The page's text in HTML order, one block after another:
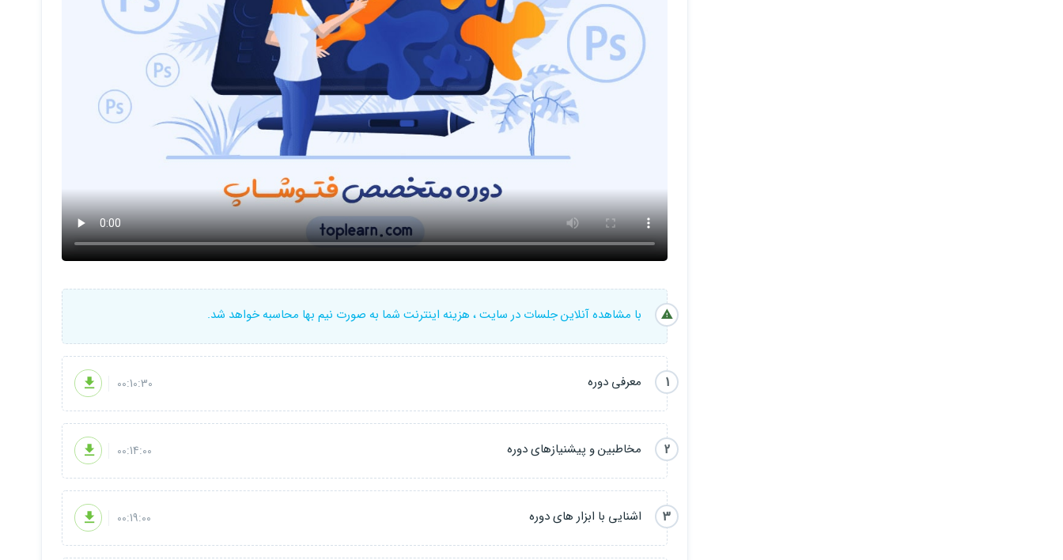
در این دورهقصد داریم تمام نکات و مبانی ای که باید برای پیاده سازی حرکات و خلاقیت های خود بر روی عکس های مختلف داشت را پیاده سازی
دوره برای افراد زیر مناسب است:
4-تمام افرادی که به این موضوعات علاقمند هستند و قصد فعالیت در این حوزه را دارند:)
پیشنیاز اصلیاین دورهاشنایی نسبیبانرم افزار+ابزارهایاصلیفتوشاپاست است
باقی موارد پیشرفته را به همراه هم مرور خواهیم کرد.
این دوره و مباحث این دوره در سه سطح مختلف خواهند بود:
1-مبتدی-متوسط(junior)
2-نیمه حرفه ای(senior)
3-فوق حرفه ای(professional)
در این
با مشاهده آنلاین جلسات در سایت ، هزینه اینترنت شما به صورت نیم بها محاسبه خواهد شد.
1 معرفی دوره 00:10:30
2 مخاطبین و پیشنیازهای دوره 00:14:00
3 اشنایی با ابزار های دوره 00:19:00